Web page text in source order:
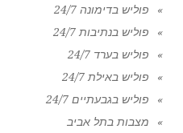
פוליש בדימונה 24/7
פוליש בנתיבות 24/7
פוליש בערד 24/7
פוליש באילת 24/7
פוליש בגבעתיים 24/7
מצבות בתל אביב